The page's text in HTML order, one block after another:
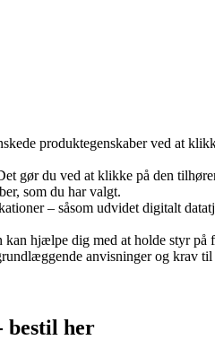
produktegenskaber ved at
gør du ved at klikke på den
som du har valgt.
– såsom udvidet digitalt
hjælpe dig med at holde styr
anvisninger og krav
her